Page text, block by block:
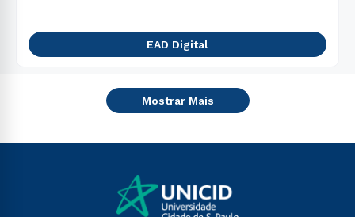
EAD Digital
Mostrar Mais